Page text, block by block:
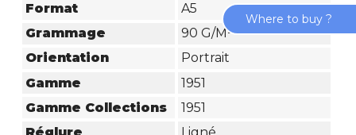
Format
A5
Grammage
90 G/m²
Orientation
Portrait
Gamme
1951
Gamme Collections
1951
Where to buy ?